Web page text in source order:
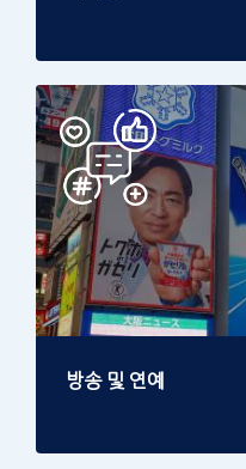
방송 및 연예